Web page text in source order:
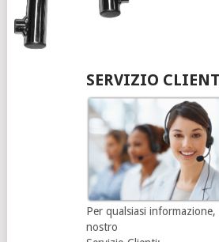
SERVIZIO
Per qualsiasi informazione,
nostro